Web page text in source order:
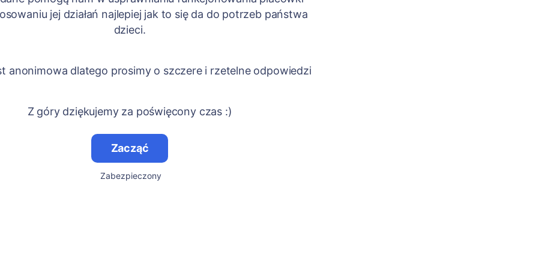
jej działań najlepiej jak to się da do potrzeb państwa
dzieci.
anonimowa dlatego prosimy o szczere i rzetelne odpowiedzi
Z góry dziękujemy za poświęcony czas :)
Zacząć
Zabezpieczony